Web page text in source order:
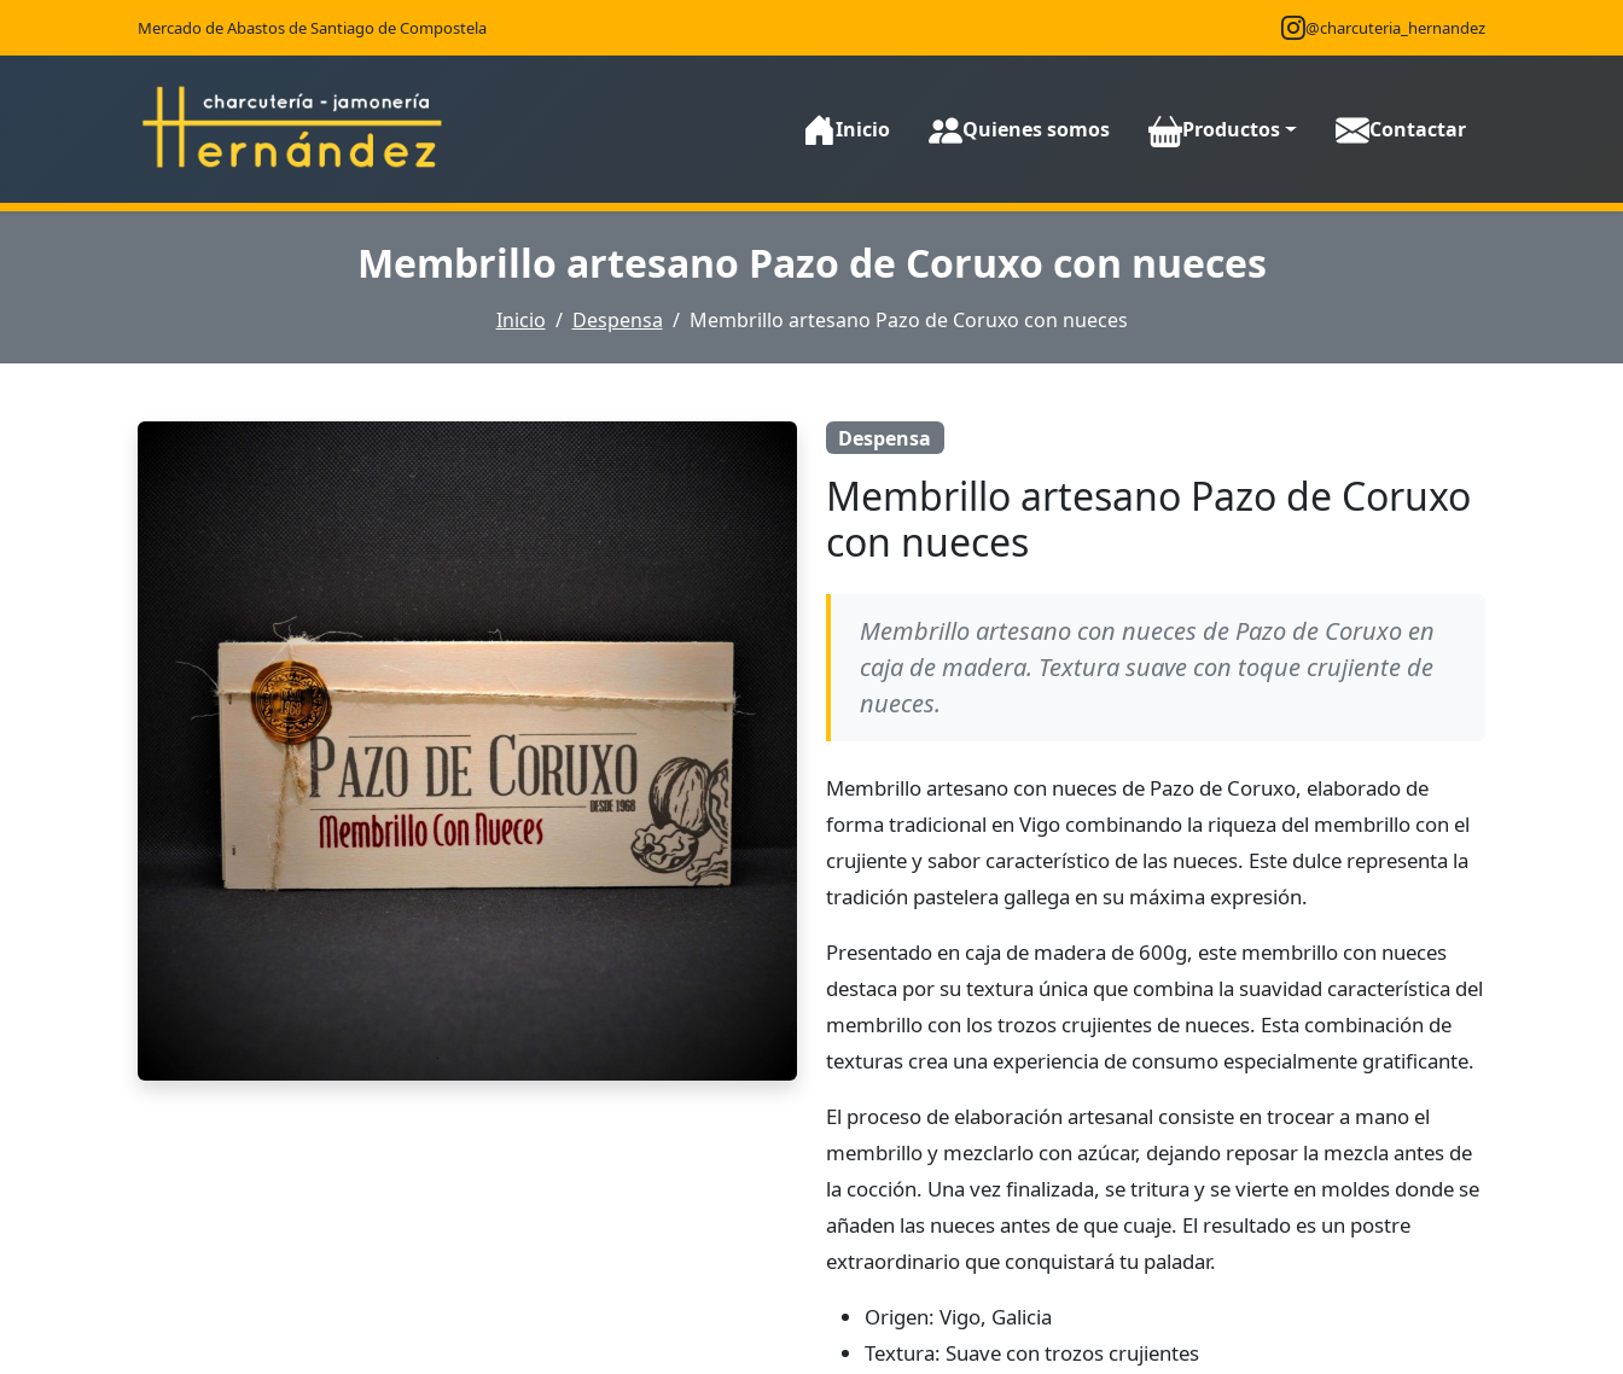
Mercado de Abastos de Santiago de Compostela @charcuteria_hernandez
Inicio Quienes somos Productos Contactar
Membrillo artesano Pazo de Coruxo con nueces
Inicio Despensa Membrillo artesano Pazo de Coruxo con nueces
Despensa
Membrillo artesano Pazo de Coruxo
con nueces
Membrillo artesano con nueces de Pazo de Coruxo en
caja de madera. Textura suave con toque crujiente de
nueces.
Membrillo artesano con nueces de Pazo de Coruxo, elaborado de
forma tradicional en Vigo combinando la riqueza del membrillo con el
crujiente y sabor característico de las nueces. Este dulce representa la
tradición pastelera gallega en su máxima expresión.
Presentado en caja de madera de 600g, este membrillo con nueces
destaca por su textura única que combina la suavidad característica del
membrillo con los trozos crujientes de nueces. Esta combinación de
texturas crea una experiencia de consumo especialmente gratificante.
El proceso de elaboración artesanal consiste en trocear a mano el
membrillo y mezclarlo con azúcar, dejando reposar la mezcla antes de
la cocción. Una vez finalizada, se tritura y se vierte en moldes donde se
añaden las nueces antes de que cuaje. El resultado es un postre
extraordinario que conquistará tu paladar.
Origen: Vigo, Galicia
Textura: Suave con trozos crujientes